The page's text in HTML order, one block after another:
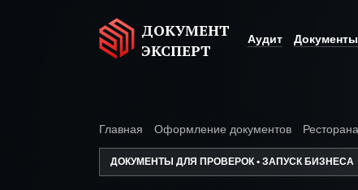
ДОКУМЕНТ
ЭКСПЕРТ
Аудит Документы
Главная Оформление документов Ресторана
ДОКУМЕНТЫ ДЛЯ ПРОВЕРОК • ЗАПУСК БИЗНЕСА